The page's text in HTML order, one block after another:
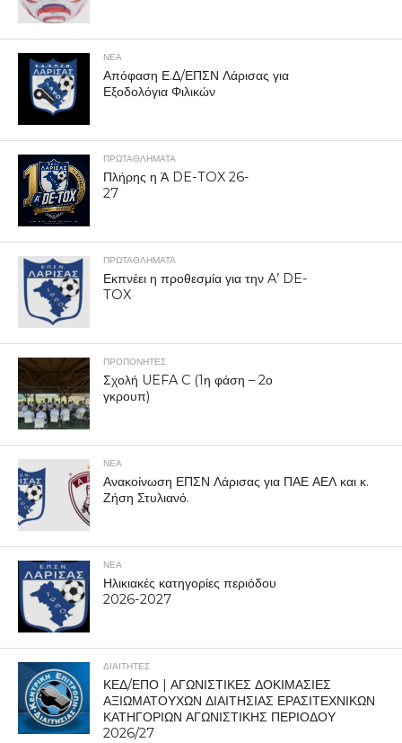
ΝΕΑ
Απόφαση Ε.Δ/ΕΠΣΝ Λάρισας για
Εξοδολόγια Φιλικών
ΠΡΩΤΑΘΛΉΜΑΤΑ
Πλήρης η Ά DE-TOX 26-
27
ΠΡΩΤΑΘΛΉΜΑΤΑ
Εκπνέει η προθεσμία για την A’ DE-
TOX
ΠΡΟΠΟΝΗΤΈΣ
Σχολή UEFA C (1η φάση – 2ο
γκρουπ)
ΝΕΑ
Ανακοίνωση ΕΠΣΝ Λάρισας για ΠΑΕ ΑΕΛ και κ.
Ζήση Στυλιανό.
ΝΕΑ
Ηλικιακές κατηγορίες περιόδου
2026-2027
ΔΙΑΙΤΗΤΕΣ
ΚΕΔ/ΕΠΟ | ΑΓΩΝΙΣΤΙΚΕΣ ΔΟΚΙΜΑΣΙΕΣ
ΑΞΙΩΜΑΤΟΥΧΩΝ ΔΙΑΙΤΗΣΙΑΣ ΕΡΑΣΙΤΕΧΝΙΚΩΝ
ΚΑΤΗΓΟΡΙΩΝ ΑΓΩΝΙΣΤΙΚΗΣ ΠΕΡΙΟΔΟΥ
2026/27